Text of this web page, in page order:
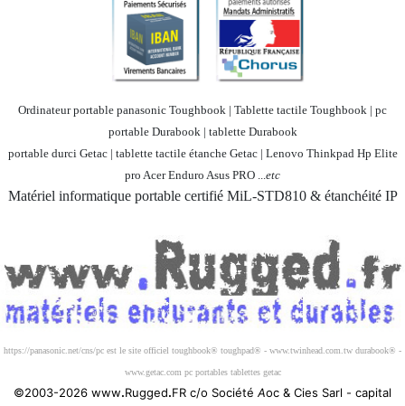
Ordinateur portable panasonic Toughbook | Tablette tactile Toughbook | pc
portable Durabook | tablette Durabook
portable durci Getac | tablette tactile étanche Getac | Lenovo Thinkpad Hp Elite
pro Acer Enduro Asus PRO ...etc
Matériel informatique portable certifié MiL-STD810 & étanchéité IP
https://panasonic.net/cns/pc est le site officiel toughbook® toughpad® - www.twinhead.com.tw durabook® -
www.getac.com pc portables tablettes getac
©2003-2026 www.Rugged.FR c/o Société Aoc & Cies Sarl - capital